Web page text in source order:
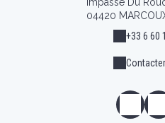
04420
+33 6 60